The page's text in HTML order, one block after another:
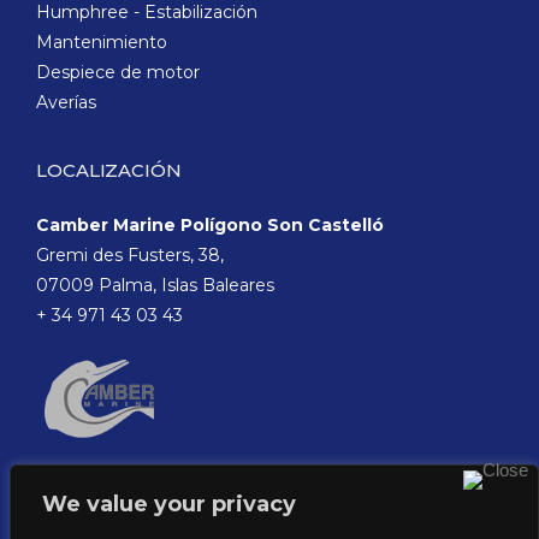
We value your privacy
Humphree - Estabilización
Mantenimiento
Despiece de motor
Averías
LOCALIZACIÓN
Camber Marine Polígono Son Castelló
Gremi des Fusters, 38,
07009 Palma, Islas Baleares
+ 34 971 43 03 43